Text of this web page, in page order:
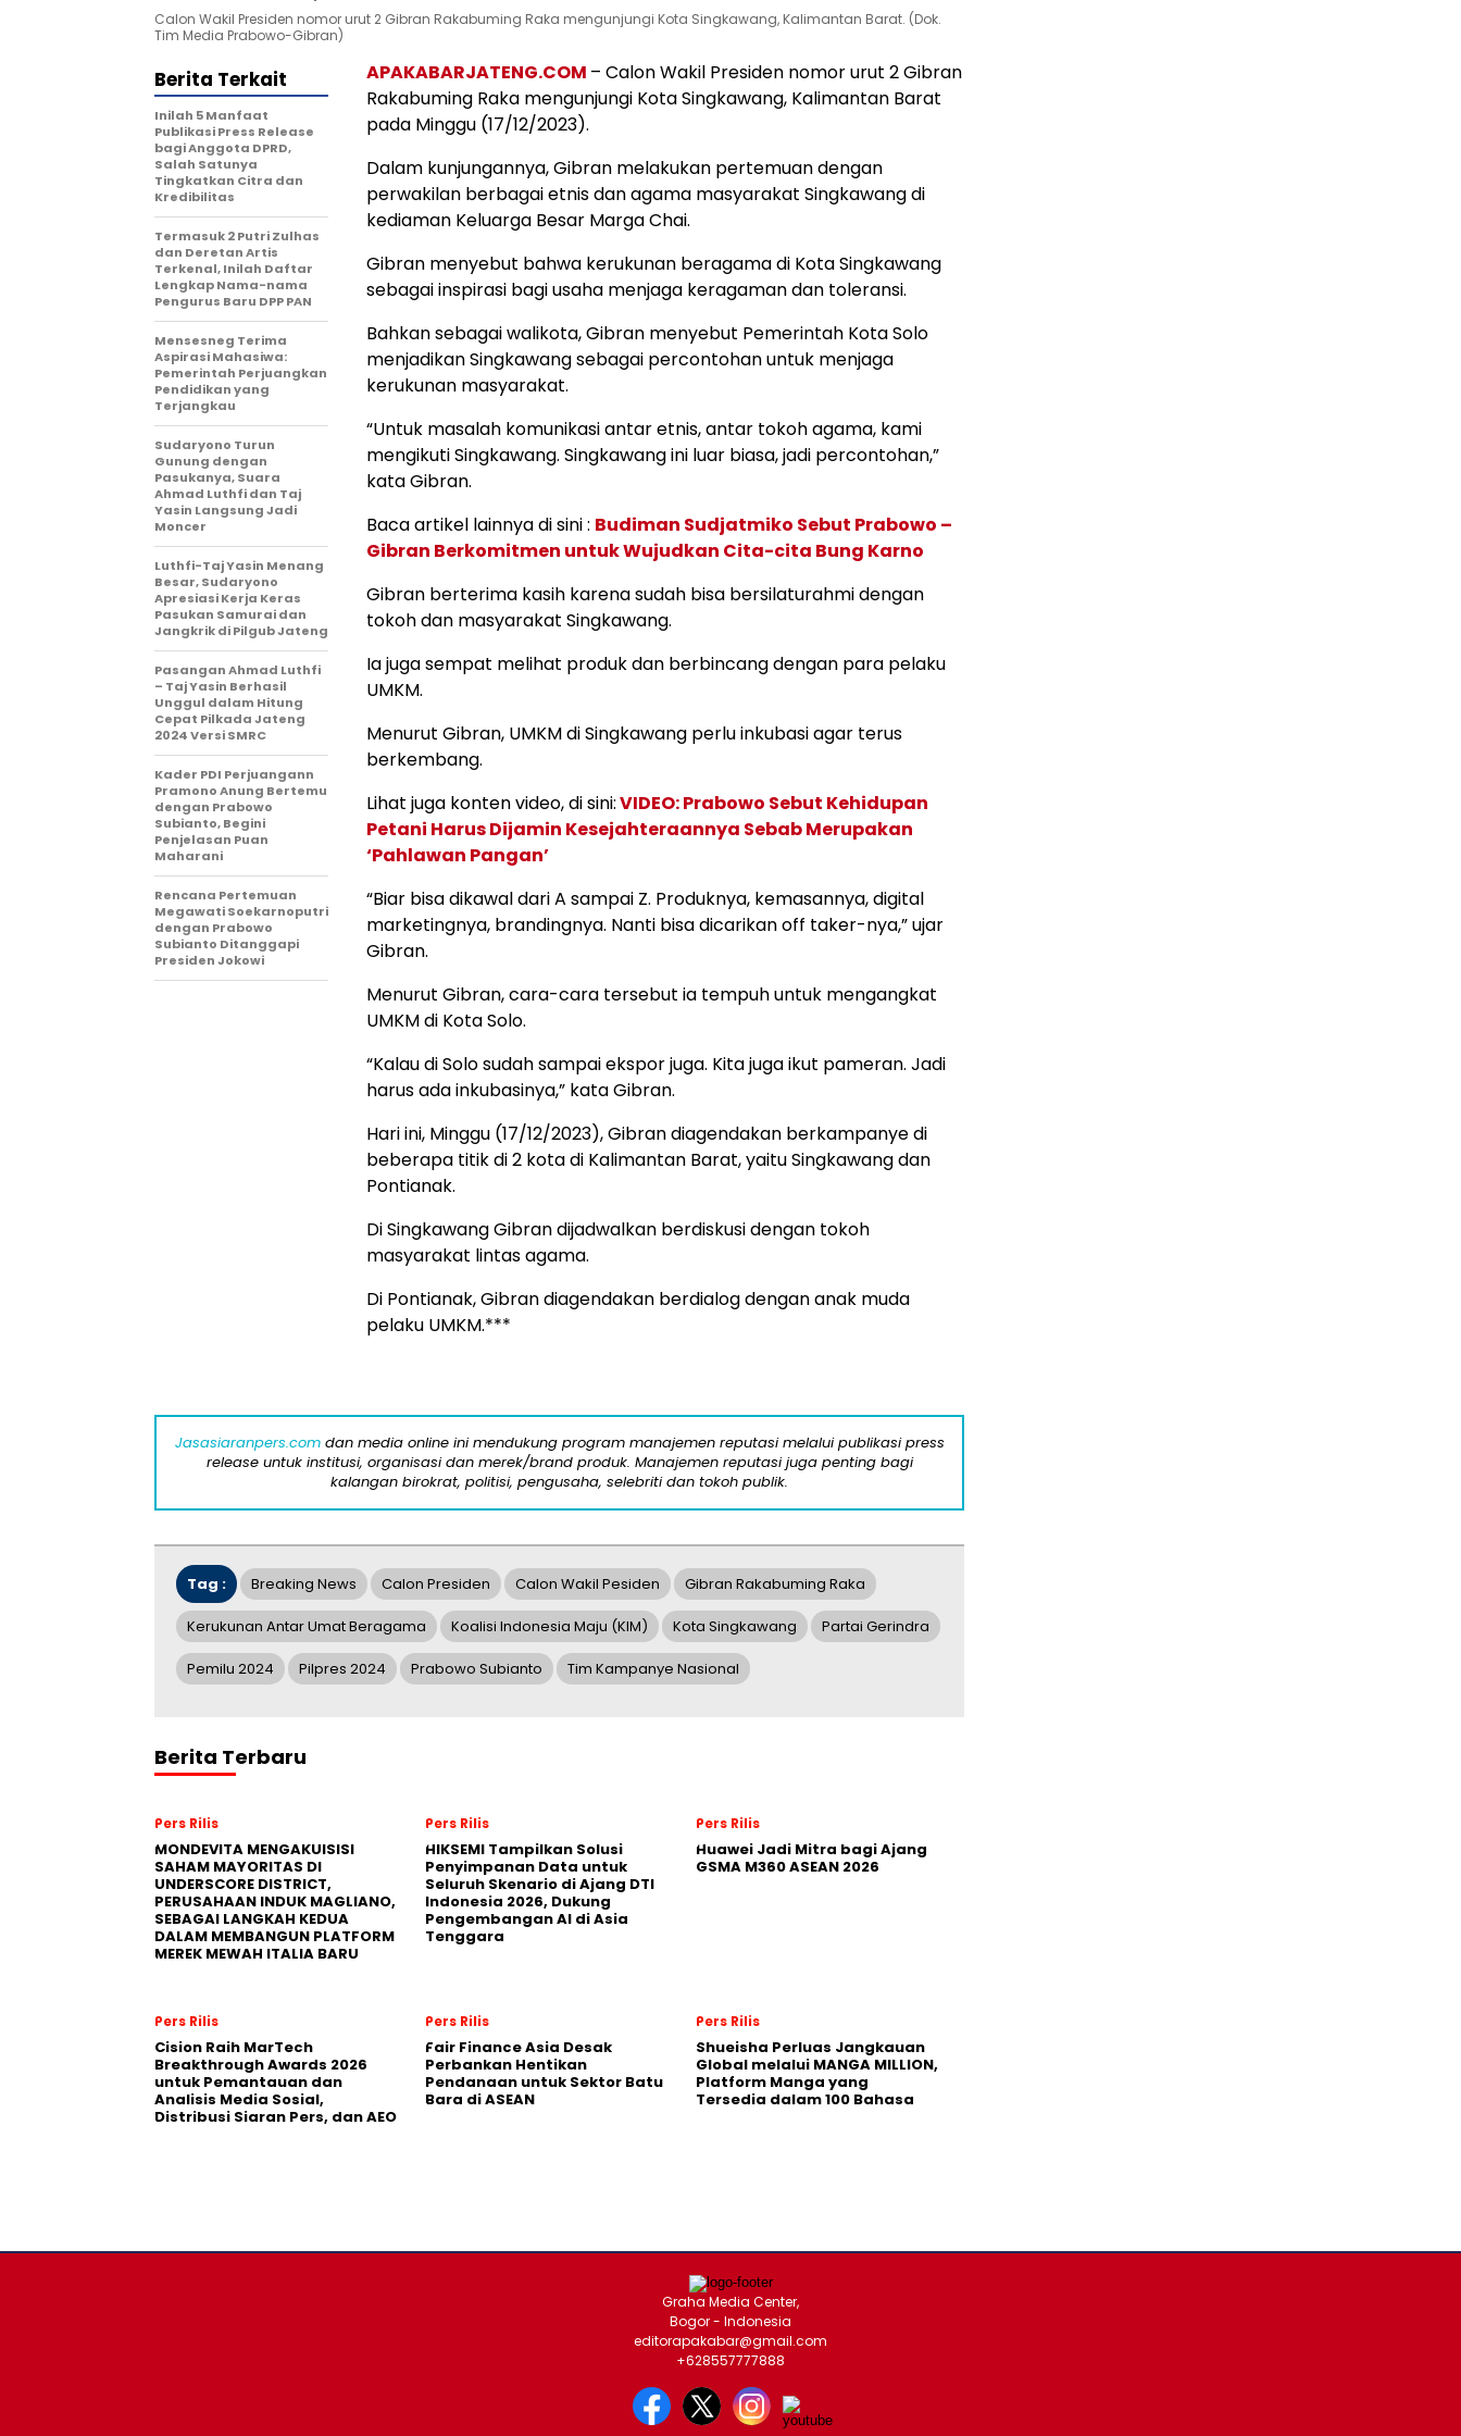
Calon Wakil Presiden nomor urut 2 Gibran Rakabuming Raka mengunjungi Kota Singkawang, Kalimantan Barat. (Dok.
Tim Media Prabowo-Gibran)
APAKABARJATENG.COM – Calon Wakil Presiden nomor urut 2 Gibran
Rakabuming Raka mengunjungi Kota Singkawang, Kalimantan Barat
pada Minggu (17/12/2023).
Dalam kunjungannya, Gibran melakukan pertemuan dengan
perwakilan berbagai etnis dan agama masyarakat Singkawang di
kediaman Keluarga Besar Marga Chai.
Gibran menyebut bahwa kerukunan beragama di Kota Singkawang
sebagai inspirasi bagi usaha menjaga keragaman dan toleransi.
Bahkan sebagai walikota, Gibran menyebut Pemerintah Kota Solo
menjadikan Singkawang sebagai percontohan untuk menjaga
kerukunan masyarakat.
“Untuk masalah komunikasi antar etnis, antar tokoh agama, kami
mengikuti Singkawang. Singkawang ini luar biasa, jadi percontohan,”
kata Gibran.
Baca artikel lainnya di sini : Budiman Sudjatmiko Sebut Prabowo –
Gibran Berkomitmen untuk Wujudkan Cita-cita Bung Karno
Gibran berterima kasih karena sudah bisa bersilaturahmi dengan
tokoh dan masyarakat Singkawang.
Ia juga sempat melihat produk dan berbincang dengan para pelaku
UMKM.
Menurut Gibran, UMKM di Singkawang perlu inkubasi agar terus
berkembang.
Lihat juga konten video, di sini:VIDEO: Prabowo Sebut Kehidupan
Petani Harus Dijamin Kesejahteraannya Sebab Merupakan
‘Pahlawan Pangan’
“Biar bisa dikawal dari A sampai Z. Produknya, kemasannya, digital
marketingnya, brandingnya. Nanti bisa dicarikan off taker-nya,” ujar
Gibran.
Menurut Gibran, cara-cara tersebut ia tempuh untuk mengangkat
UMKM di Kota Solo.
“Kalau di Solo sudah sampai ekspor juga. Kita juga ikut pameran. Jadi
harus ada inkubasinya,” kata Gibran.
Hari ini, Minggu (17/12/2023), Gibran diagendakan berkampanye di
beberapa titik di 2 kota di Kalimantan Barat, yaitu Singkawang dan
Pontianak.
Di Singkawang Gibran dijadwalkan berdiskusi dengan tokoh
masyarakat lintas agama.
Di Pontianak, Gibran diagendakan berdialog dengan anak muda
pelaku UMKM.***
Berita Terkait
Inilah 5 Manfaat
Publikasi Press Release
bagi Anggota DPRD,
Salah Satunya
Tingkatkan Citra dan
Kredibilitas
Termasuk 2 Putri Zulhas
dan Deretan Artis
Terkenal, Inilah Daftar
Lengkap Nama-nama
Pengurus Baru DPP PAN
Mensesneg Terima
Aspirasi Mahasiwa:
Pemerintah Perjuangkan
Pendidikan yang
Terjangkau
Sudaryono Turun
Gunung dengan
Pasukanya, Suara
Ahmad Luthfi dan Taj
Yasin Langsung Jadi
Moncer
Luthfi-Taj Yasin Menang
Besar, Sudaryono
Apresiasi Kerja Keras
Pasukan Samurai dan
Jangkrik di Pilgub Jateng
Pasangan Ahmad Luthfi
– Taj Yasin Berhasil
Unggul dalam Hitung
Cepat Pilkada Jateng
2024 Versi SMRC
Kader PDI Perjuangann
Pramono Anung Bertemu
dengan Prabowo
Subianto, Begini
Penjelasan Puan
Maharani
Rencana Pertemuan
Megawati Soekarnoputri
dengan Prabowo
Subianto Ditanggapi
Presiden Jokowi
Jasasiaranpers.comdan media online ini mendukung program manajemen reputasi melalui publikasi press
release untuk institusi, organisasi dan merek/brand produk. Manajemen reputasi juga penting bagi
kalangan birokrat, politisi, pengusaha, selebriti dan tokoh publik.
Tag : Breaking News Calon Presiden Calon Wakil Pesiden Gibran Rakabuming Raka
Kerukunan Antar Umat Beragama Koalisi Indonesia Maju (KIM) Kota Singkawang Partai Gerindra
Pemilu 2024 Pilpres 2024 Prabowo Subianto Tim Kampanye Nasional
Berita Terbaru
Pers Rilis
MONDEVITA MENGAKUISISI
SAHAM MAYORITAS DI
UNDERSCORE DISTRICT,
PERUSAHAAN INDUK MAGLIANO,
SEBAGAI LANGKAH KEDUA
DALAM MEMBANGUN PLATFORM
MEREK MEWAH ITALIA BARU
Pers Rilis
HIKSEMI Tampilkan Solusi
Penyimpanan Data untuk
Seluruh Skenario di Ajang DTI
Indonesia 2026, Dukung
Pengembangan AI di Asia
Tenggara
Pers Rilis
Huawei Jadi Mitra bagi Ajang
GSMA M360 ASEAN 2026
Pers Rilis
Cision Raih MarTech
Breakthrough Awards 2026
untuk Pemantauan dan
Analisis Media Sosial,
Distribusi Siaran Pers, dan AEO
Pers Rilis
Fair Finance Asia Desak
Perbankan Hentikan
Pendanaan untuk Sektor Batu
Bara di ASEAN
Pers Rilis
Shueisha Perluas Jangkauan
Global melalui MANGA MILLION,
Platform Manga yang
Tersedia dalam 100 Bahasa
Graha Media Center,
Bogor - Indonesia
editorapakabar@gmail.com
+628557777888